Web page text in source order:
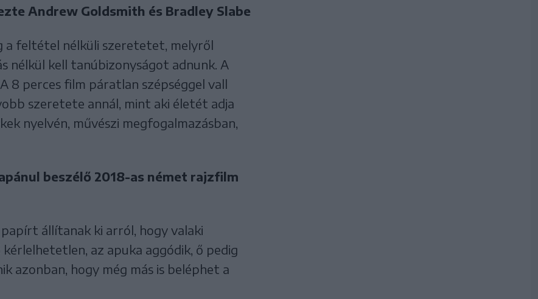
Andrew Goldsmith és Bradley Slabe
a feltétel nélküli szeretetet, melyről
nélkül kell tanúbizonyságot adnunk. A
8 perces film páratlan szépséggel vall
szeretete annál, mint aki életét adja
nyelvén, művészi megfogalmazásban,
beszélő 2018-as német rajzfilm
állítanak ki arról, hogy valaki
az apuka aggódik, ő pedig
azonban, hogy még más is beléphet a